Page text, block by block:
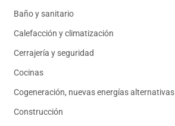
Baño y sanitario
Calefacción y climatización
Cerrajería y seguridad
Cocinas
Cogeneración, nuevas energías alternativas
Construcción